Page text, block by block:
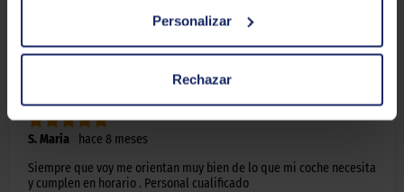
Personalizar
Rechazar
hace 8 meses
Destacar la atención de todo el personal así cómo su
S. Maria
hace 8 meses
Siempre que voy me orientan muy bien de lo que mi coche necesita
y cumplen en horario . Personal cualificado